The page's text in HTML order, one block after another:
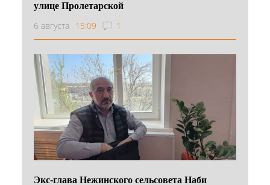
улице Пролетарской
6 августа 15:09 1
Экс-глава Нежинского сельсовета Наби